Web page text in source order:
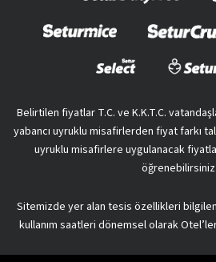
Belirtilen fiyatlar T.C. ve K.K.T.C.
yabancı uyruklu misafirlerden fiyat farkı
uyruklu misafirlere uygulanacak
öğrenebilirsiniz.
Sitemizde yer alan tesis özellikleri
kullanım saatleri dönemsel olarak